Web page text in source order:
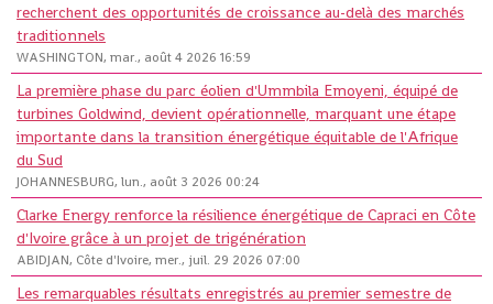
recherchent des opportunités de croissance au-delà des marchés
traditionnels
WASHINGTON, mar., août 4 2026 16:59
La première phase du parc éolien d'Ummbila Emoyeni, équipé de
turbines Goldwind, devient opérationnelle, marquant une étape
importante dans la transition énergétique équitable de l'Afrique
du Sud
JOHANNESBURG, lun., août 3 2026 00:24
Clarke Energy renforce la résilience énergétique de Capraci en Côte
d'Ivoire grâce à un projet de trigénération
ABIDJAN, Côte d'Ivoire, mer., juil. 29 2026 07:00
Les remarquables résultats enregistrés au premier semestre de